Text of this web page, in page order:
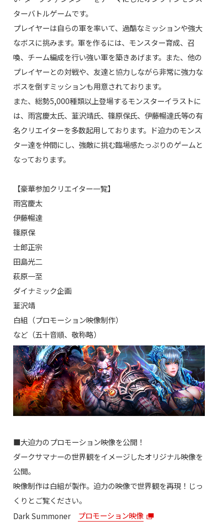
ターバトルゲームです。
プレイヤーは自らの軍を率いて、過酷なミッションや強大
なボスに挑みます。軍を作るには、モンスター育成、召
喚、チーム編成を行い強い軍を築きあげます。また、他の
プレイヤーとの対戦や、友達と協力しながら非常に強力な
ボスを倒すミッションも用意されております。
また、総勢5,000種類以上登場するモンスターイラストに
は、雨宮慶太氏、韮沢靖氏、篠原保氏、伊藤暢達氏等の有
名クリエイターを多数起用しております。ド迫力のモンス
ター達を仲間にし、強敵に挑む臨場感たっぷりのゲームと
なっております。
【豪華参加クリエイター一覧】
雨宮慶太
伊藤暢達
篠原保
士郎正宗
田島光二
萩原一至
ダイナミック企画
韮沢靖
白組（プロモーション映像制作）
など（五十音順、敬称略）
■大迫力のプロモーション映像を公開！
ダークサマナーの世界観をイメージしたオリジナル映像を
公開。
映像制作は白組が製作。迫力の映像で世界観を再現！じっ
くりとご覧ください。
Dark Summoner
プロモーション映像